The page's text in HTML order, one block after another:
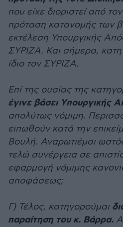
που είχε διοριστεί από
πρόταση κατανομής των
εκτέλεση Υπουργικής
ΣΥΡΙΖΑ. Και σήμερα,
ίδιο τον ΣΥΡΙΖΑ.
Επί της ουσίας της
έγινε βάσει Υπουργικής
απολύτως νόμιμη.
ειπωθούν κατά την
Βουλή. Αναρωτιέμαι
τελώ συνέργεια σε
εφαρμογή νόμιμης
αποφάσεως;
Γ) Τέλος, κατηγορούμαι
παραίτηση του κ. Βάρρα.